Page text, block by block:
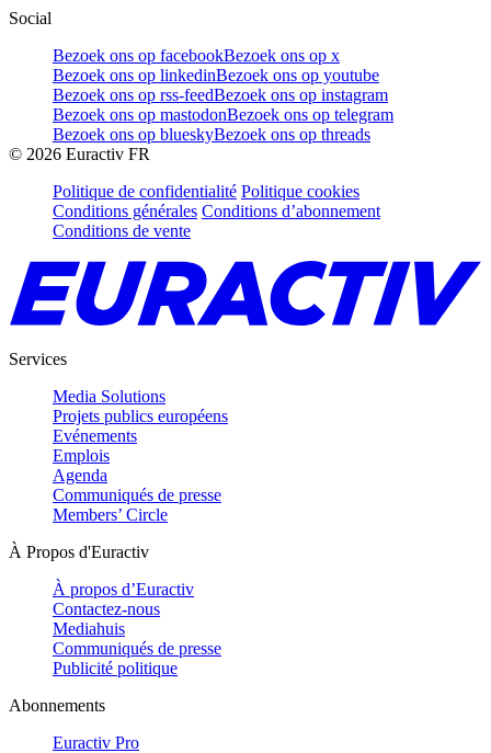
Social
Bezoek ons op facebookBezoek ons op x
Bezoek ons op linkedinBezoek ons op youtube
Bezoek ons op rss-feedBezoek ons op instagram
Bezoek ons op mastodonBezoek ons op telegram
Bezoek ons op blueskyBezoek ons op threads
© 2026 Euractiv FR
Politique de confidentialité Politique cookies
Conditions générales Conditions d’abonnement
Conditions de vente
Services
Media Solutions
Projets publics européens
Evénements
Emplois
Agenda
Communiqués de presse
Members’ Circle
À Propos d'Euractiv
À propos d’Euractiv
Contactez-nous
Mediahuis
Communiqués de presse
Publicité politique
Abonnements
Euractiv Pro